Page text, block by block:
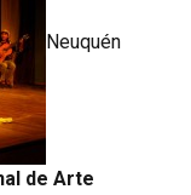
Neuquén
de Arte